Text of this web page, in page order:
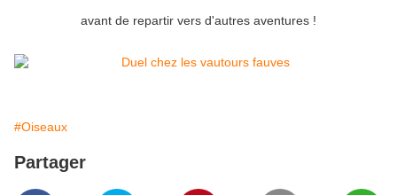
avant de repartir vers d'autres aventures !
#Oiseaux
Partager